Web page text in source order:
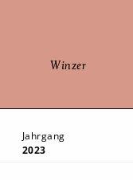
Winzer
Jahrgang
2023